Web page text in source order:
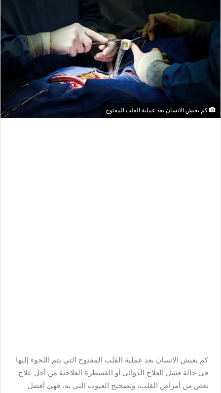
كم يعيش الانسان بعد عملية القلب المفتوح
كم يعيش الانسان بعد عملية القلب المفتوح التي يتم اللجوء إليها
في حالة فشل العلاج الدوائي أو القسطرة العلاجية من أجل علاج
بعض من أمراض القلب، وتصحيح العيوب التي به، فهي أفضل